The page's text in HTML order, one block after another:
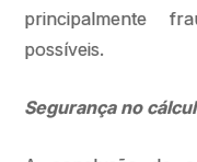
principalmente
possíveis.
Segurança no